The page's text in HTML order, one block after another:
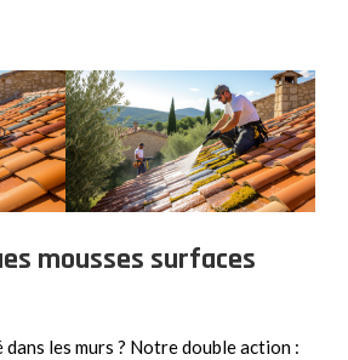
mousses surfaces
les murs ? Notre double action :